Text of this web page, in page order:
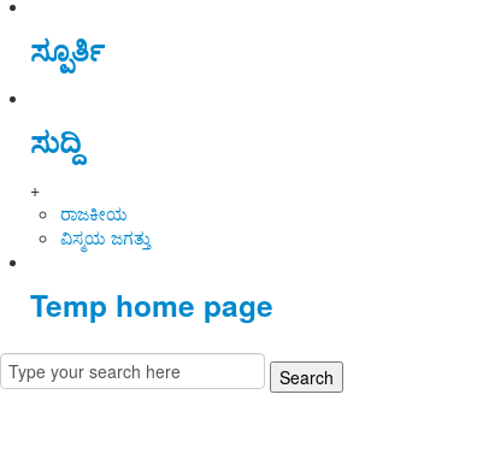
ಸ್ಪೂರ್ತಿ
ಸುದ್ದಿ
+
ರಾಜಕೀಯ
ವಿಸ್ಮಯ ಜಗತ್ತು
Temp home page